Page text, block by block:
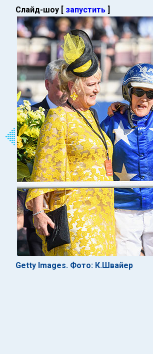
Слайд-шоу [ запустить ]
Getty Images. Фото: К.Швайер